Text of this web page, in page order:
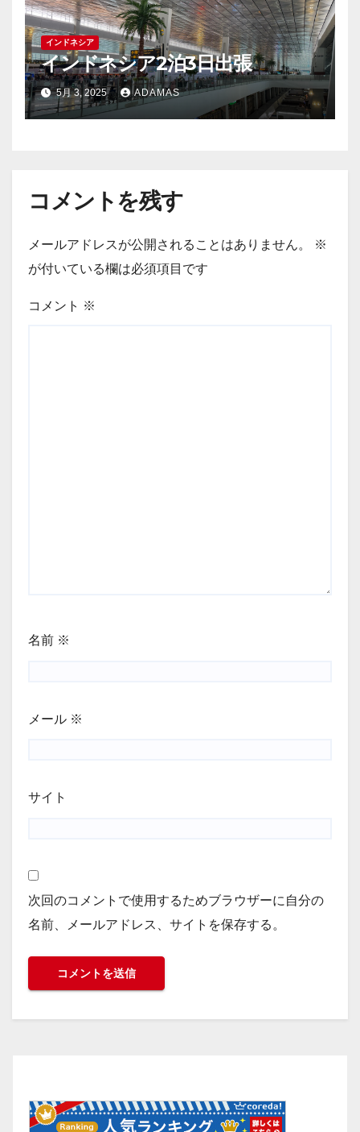
インドネシア
インドネシア2泊3日出張
5月 3, 2025 ADAMAS
コメントを残す
メールアドレスが公開されることはありません。
※
が付いている欄は必須項目です
コメント ※
名前 ※
メール ※
サイト
次回のコメントで使用するためブラウザーに自分の
名前、メールアドレス、サイトを保存する。